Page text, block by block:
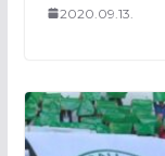
2020.09.13.